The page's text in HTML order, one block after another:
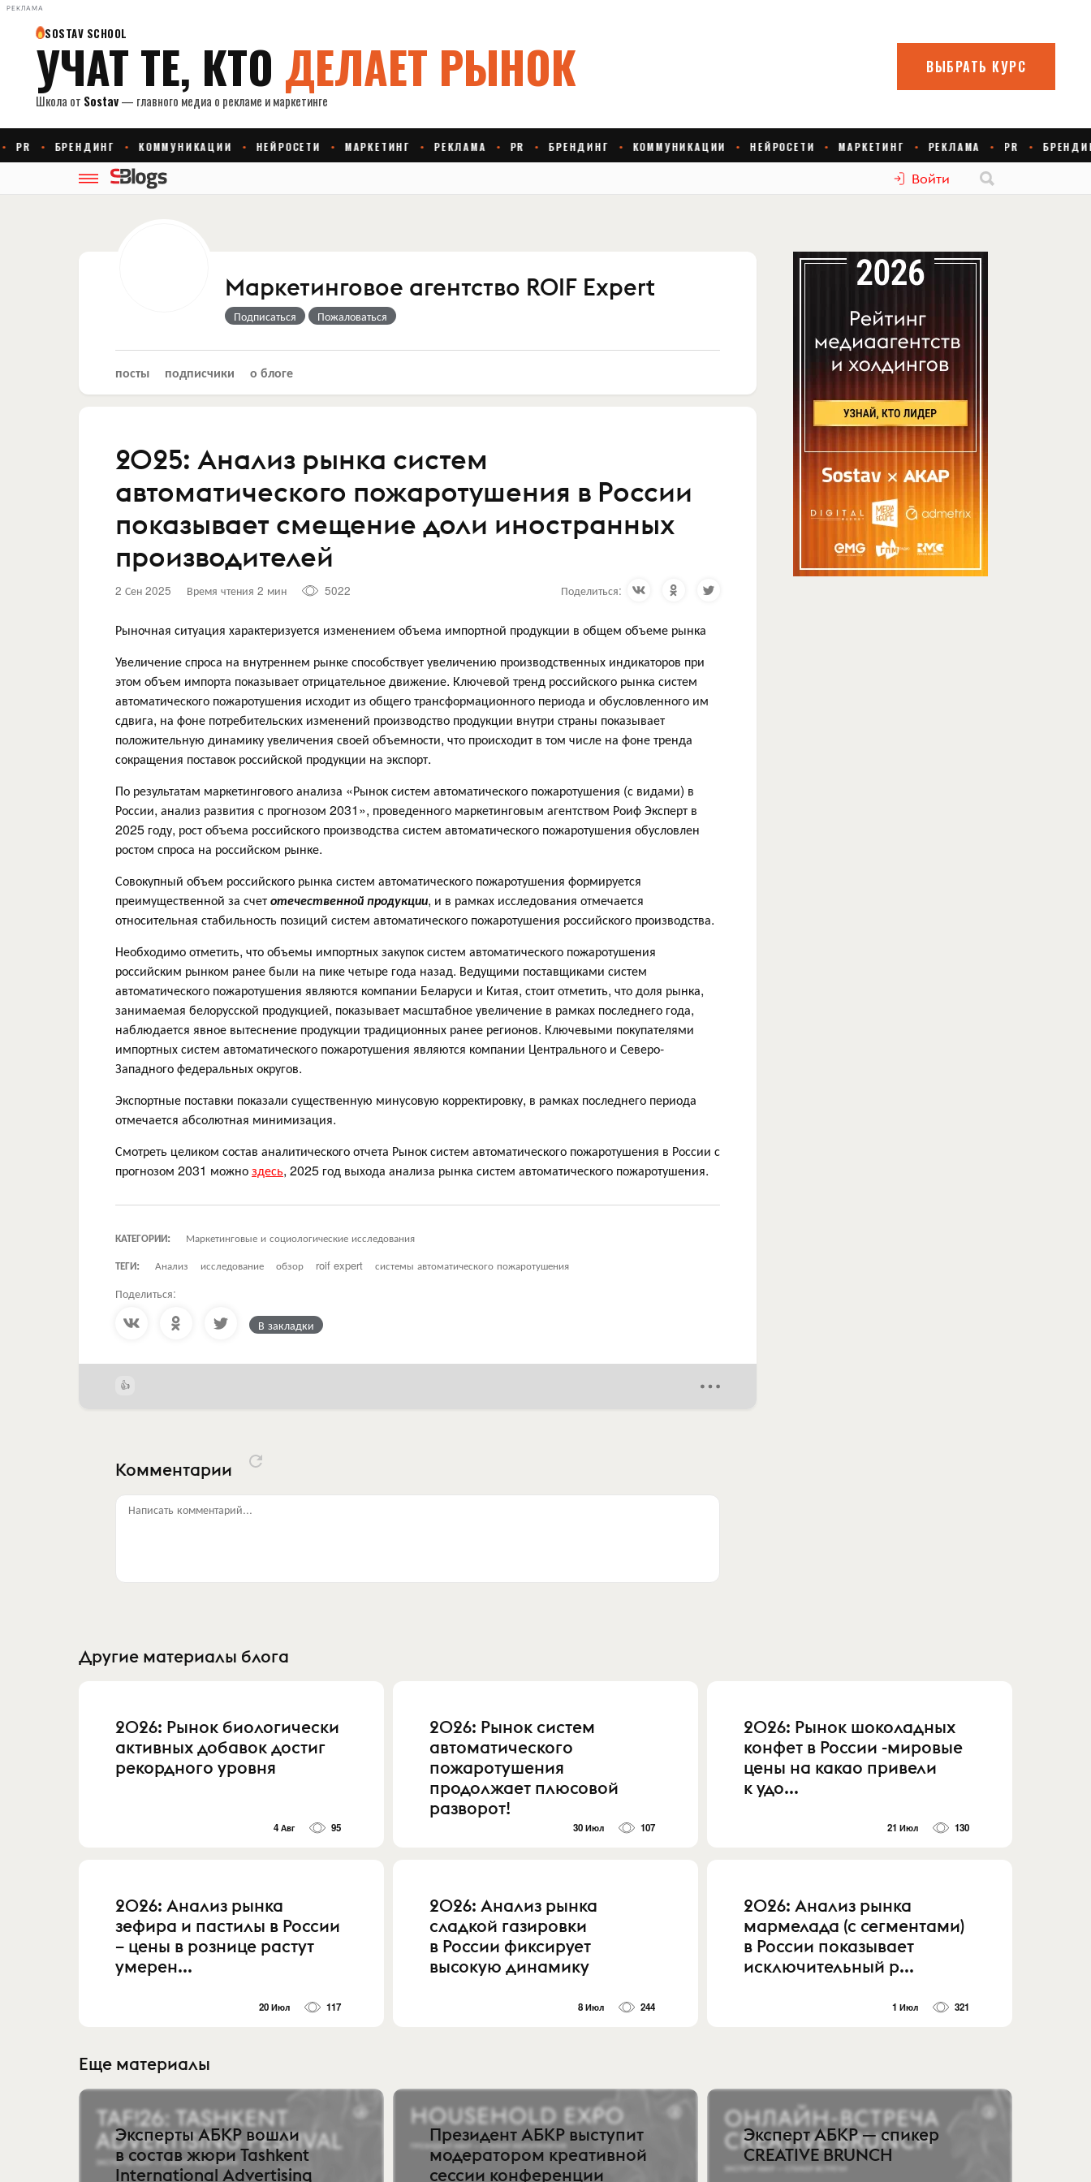
РЕКЛАМА
Войти
Маркетинговое агентство ROIF Expert
Подписаться Пожаловаться
посты подписчики о блоге
2025: Анализ рынка систем
автоматического пожаротушения в России
показывает смещение доли иностранных
производителей
2 Сен 2025 Время чтения 2 мин 5022 Поделиться:
Рыночная ситуация характеризуется изменением объема импортной продукции в общем объеме рынка
Увеличение спроса на внутреннем рынке способствует увеличению производственных индикаторов при
этом объем импорта показывает отрицательное движение. Ключевой тренд российского рынка систем
автоматического пожаротушения исходит из общего трансформационного периода и обусловленного им
сдвига, на фоне потребительских изменений производство продукции внутри страны показывает
положительную динамику увеличения своей объемности, что происходит в том числе на фоне тренда
сокращения поставок российской продукции на экспорт.
По результатам маркетингового анализа «Рынок систем автоматического пожаротушения (с видами) в
России, анализ развития с прогнозом 2031», проведенного маркетинговым агентством Роиф Эксперт в
2025 году, рост объема российского производства систем автоматического пожаротушения обусловлен
ростом спроса на российском рынке.
Совокупный объем российского рынка систем автоматического пожаротушения формируется
преимущественной за счетотечественной продукции, и в рамках исследования отмечается
относительная стабильность позиций систем автоматического пожаротушения российского производства.
Необходимо отметить, что объемы импортных закупок систем автоматического пожаротушения
российским рынком ранее были на пике четыре года назад. Ведущими поставщиками систем
автоматического пожаротушения являются компании Беларуси и Китая, стоит отметить, что доля рынка,
занимаемая белорусской продукцией, показывает масштабное увеличение в рамках последнего года,
наблюдается явное вытеснение продукции традиционных ранее регионов. Ключевыми покупателями
импортных систем автоматического пожаротушения являются компании Центрального и Северо-
Западного федеральных округов.
Экспортные поставки показали существенную минусовую корректировку, в рамках последнего периода
отмечается абсолютная минимизация.
Смотреть целиком состав аналитического отчета Рынок систем автоматического пожаротушения в России с
прогнозом 2031 можноздесь, 2025 год выхода анализа рынка систем автоматического пожаротушения.
КАТЕГОРИИ:
Маркетинговые и социологические исследования
ТЕГИ:
Анализ исследование обзор roif expert системы автоматического пожаротушения
Поделиться:
В закладки
Комментарии
Написать комментарий...
Другие материалы блога
2026: Рынок биологически
активных добавок достиг
рекордного уровня
4 Авг 95
2026: Рынок систем
автоматического
пожаротушения
продолжает плюсовой
разворот!
30 Июл 107
2026: Рынок шоколадных
конфет в России -мировые
цены на какао привели
к удо...
21 Июл 130
2026: Анализ рынка
зефира и пастилы в России
– цены в рознице растут
умерен...
20 Июл 117
2026: Анализ рынка
сладкой газировки
в России фиксирует
высокую динамику
8 Июл 244
2026: Анализ рынка
мармелада (с сегментами)
в России показывает
исключительный р...
1 Июл 321
Еще материалы
Эксперты АБКР вошли
в состав жюри Tashkent
International Advertising
Президент АБКР выступит
модератором креативной
сессии конференции
Эксперт АБКР — спикер
CREATIVE BRUNCH